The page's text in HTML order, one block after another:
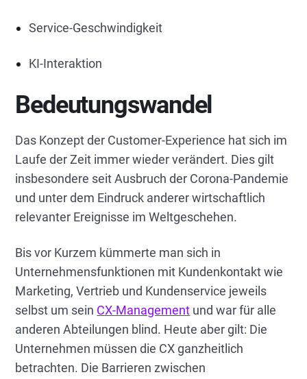
Service-Geschwindigkeit
KI-Interaktion
Bedeutungswandel
Das Konzept der Customer-Experience hat sich im
Laufe der Zeit immer wieder verändert. Dies gilt
insbesondere seit Ausbruch der Corona-Pandemie
und unter dem Eindruck anderer wirtschaftlich
relevanter Ereignisse im Weltgeschehen.
Bis vor Kurzem kümmerte man sich in
Unternehmensfunktionen mit Kundenkontakt wie
Marketing, Vertrieb und Kundenservice jeweils
selbst um sein CX-Management und war für alle
anderen Abteilungen blind. Heute aber gilt: Die
Unternehmen müssen die CX ganzheitlich
betrachten. Die Barrieren zwischen